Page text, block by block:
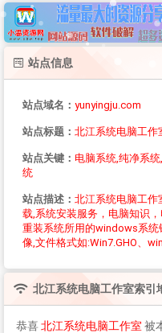
站点信息
站点域名： yunyingju.com
站点标题： 北江系统电脑工作
站点关键： 电脑系统,纯净系
统
站点描述： 北江系统电脑工
载,系统安装服务，电脑知识
重装系统所用的windows系统
像,文件格式如:Win7.GHO、
北江系统电脑工作室索引
恭喜北江系统电脑工作室 被